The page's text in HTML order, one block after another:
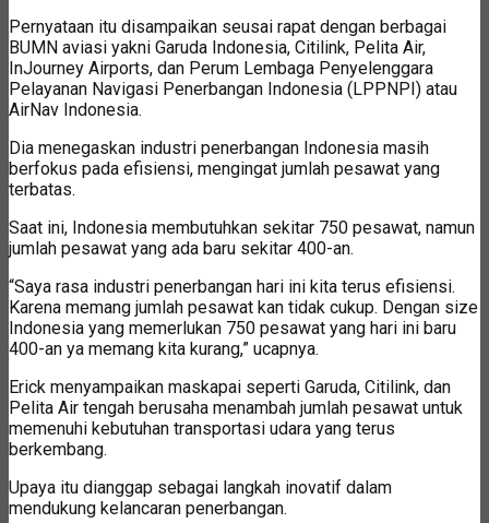
Pernyataan itu disampaikan seusai rapat dengan berbagai
BUMN aviasi yakni Garuda Indonesia, Citilink, Pelita Air,
InJourney Airports, dan Perum Lembaga Penyelenggara
Pelayanan Navigasi Penerbangan Indonesia (LPPNPI) atau
AirNav Indonesia.
Dia menegaskan industri penerbangan Indonesia masih
berfokus pada efisiensi, mengingat jumlah pesawat yang
terbatas.
Saat ini, Indonesia membutuhkan sekitar 750 pesawat, namun
jumlah pesawat yang ada baru sekitar 400-an.
“Saya rasa industri penerbangan hari ini kita terus efisiensi.
Karena memang jumlah pesawat kan tidak cukup. Dengan size
Indonesia yang memerlukan 750 pesawat yang hari ini baru
400-an ya memang kita kurang,” ucapnya.
Erick menyampaikan maskapai seperti Garuda, Citilink, dan
Pelita Air tengah berusaha menambah jumlah pesawat untuk
memenuhi kebutuhan transportasi udara yang terus
berkembang.
Upaya itu dianggap sebagai langkah inovatif dalam
mendukung kelancaran penerbangan.